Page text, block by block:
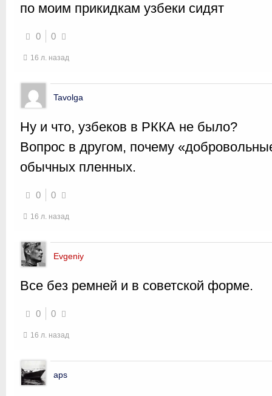
по моим прикидкам узбеки сидят
0 0
16 л. назад
Tavolga
Ну и что, узбеков в РККА не было?
Вопрос в другом, почему
обычных пленных.
0 0
16 л. назад
Evgeniy
Все без ремней и в советской форме.
0 0
16 л. назад
aps